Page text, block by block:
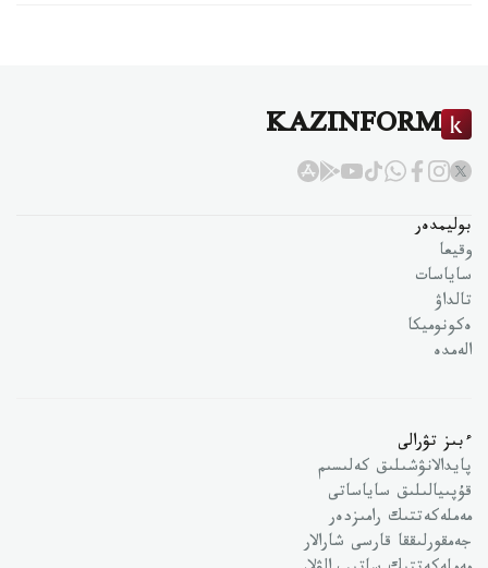
KAZINFORM
بوليمدەر
وقيعا
ساياسات
تالداۋ
ەكونوميكا
الەمدە
ءبىز تۋرالى
پايدالانۋشىلىق كەلىسىم
قۇپىيالىلىق ساياساتى
مەملەكەتتىك رامىزدەر
جەمقورلىققا قارسى شارالار